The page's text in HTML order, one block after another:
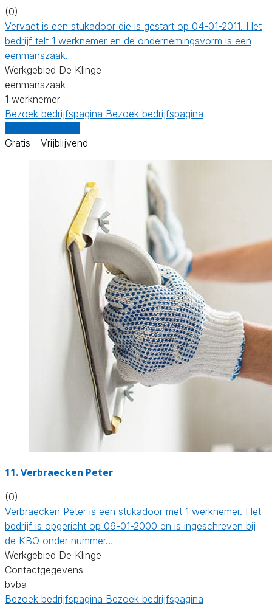
(0)
Vervaet is een stukadoor die is gestart op 04-01-2011. Het
bedrijf telt 1 werknemer en de ondernemingsvorm is een
eenmanszaak.
Werkgebied De Klinge
eenmanszaak
1 werknemer
Bezoek bedrijfspagina Bezoek bedrijfspagina
Gratis - Vrijblijvend
11. Verbraecken Peter
(0)
Verbraecken Peter is een stukadoor met 1 werknemer. Het
bedrijf is opgericht op 06-01-2000 en is ingeschreven bij
de KBO onder nummer…
Werkgebied De Klinge
Contactgegevens
bvba
Bezoek bedrijfspagina Bezoek bedrijfspagina